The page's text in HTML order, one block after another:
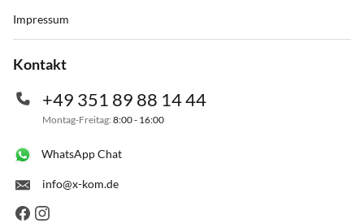
Impressum
Kontakt
+49 351 89 88 14 44
Montag-Freitag: 8:00 - 16:00
WhatsApp Chat
info@x-kom.de